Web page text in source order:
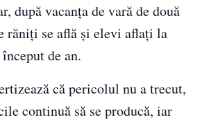
după vacanța de vară de două
răniți se află și elevi aflați la
de an.
că pericolul nu a trecut,
continuă să se producă, iar